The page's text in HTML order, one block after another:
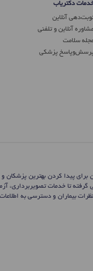
دکتریاب
آنلاین
آنلاین و تلفنی
سلامت
پزشکی
برای پیدا کردن بهترین
تا خدمات تصویربرداری،
بیماران و دسترسی به اطلاعات